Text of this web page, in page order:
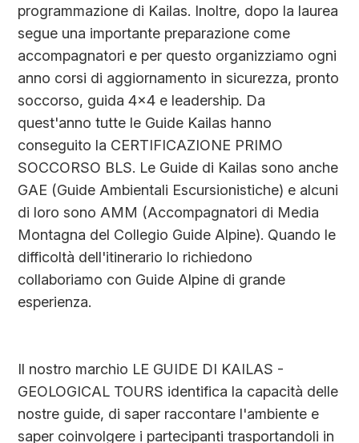
programmazione di Kailas. Inoltre, dopo la laurea
segue una importante preparazione come
accompagnatori e per questo organizziamo ogni
anno corsi di aggiornamento in sicurezza, pronto
soccorso, guida 4x4 e leadership. Da
quest'anno tutte le Guide Kailas hanno
conseguito la CERTIFICAZIONE PRIMO
SOCCORSO BLS. Le Guide di Kailas sono anche
GAE (Guide Ambientali Escursionistiche) e alcuni
di loro sono AMM (Accompagnatori di Media
Montagna del Collegio Guide Alpine). Quando le
difficoltà dell'itinerario lo richiedono
collaboriamo con Guide Alpine di grande
esperienza.
Il nostro marchio LE GUIDE DI KAILAS -
GEOLOGICAL TOURS identifica la capacità delle
nostre guide, di saper raccontare l'ambiente e
saper coinvolgere i partecipanti trasportandoli in